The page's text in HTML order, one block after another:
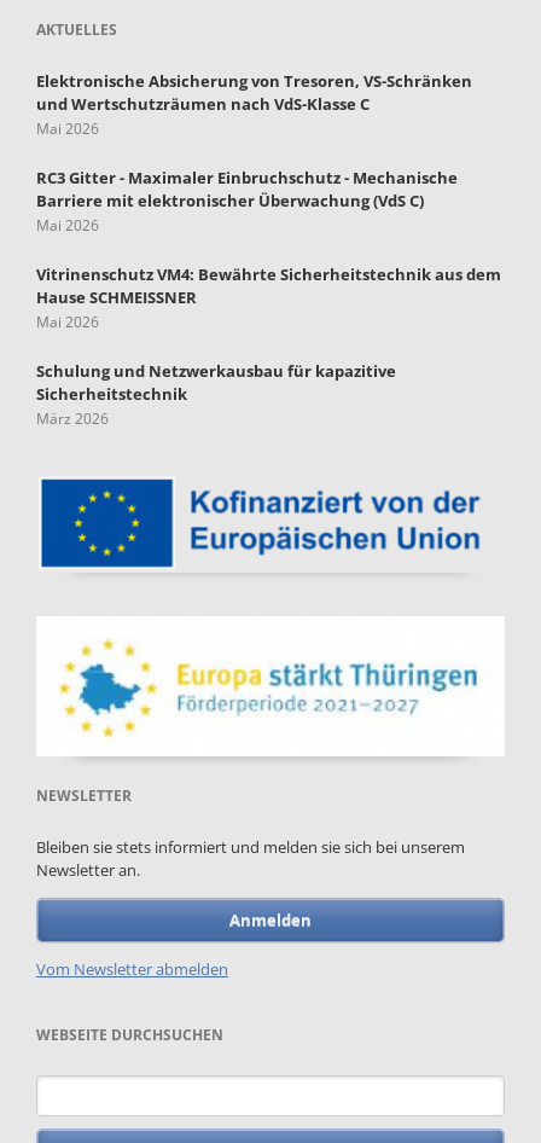
AKTUELLES
Elektronische Absicherung von Tresoren, VS-Schränken
und Wertschutzräumen nach VdS-Klasse C
Mai 2026
RC3 Gitter - Maximaler Einbruchschutz - Mechanische
Barriere mit elektronischer Überwachung (VdS C)
Mai 2026
Vitrinenschutz VM4: Bewährte Sicherheitstechnik aus dem
Hause SCHMEISSNER
Mai 2026
Schulung und Netzwerkausbau für kapazitive
Sicherheitstechnik
März 2026
NEWSLETTER
Bleiben sie stets informiert und melden sie sich bei unserem
Newsletter an.
Anmelden
Vom Newsletter abmelden
WEBSEITE DURCHSUCHEN
Suchbegriffe